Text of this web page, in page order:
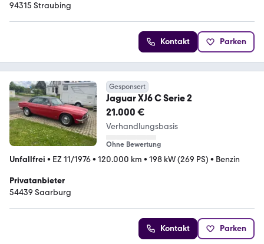
94315 Straubing
Kontakt Parken
Gesponsert
Jaguar XJ6 C Serie 2
21.000 €
Verhandlungsbasis
Ohne Bewertung
Unfallfrei • EZ 11/1976• 120.000 km • 198 kW (269 PS) • Benzin
Privatanbieter
54439 Saarburg
Kontakt Parken